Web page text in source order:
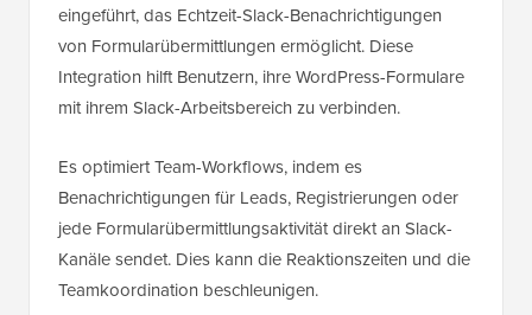
eingeführt, das Echtzeit-Slack-Benachrichtigungen
von Formularübermittlungen ermöglicht. Diese
Integration hilft Benutzern, ihre WordPress-Formulare
mit ihrem Slack-Arbeitsbereich zu verbinden.
Es optimiert Team-Workflows, indem es
Benachrichtigungen für Leads, Registrierungen oder
jede Formularübermittlungsaktivität direkt an Slack-
Kanäle sendet. Dies kann die Reaktionszeiten und die
Teamkoordination beschleunigen.